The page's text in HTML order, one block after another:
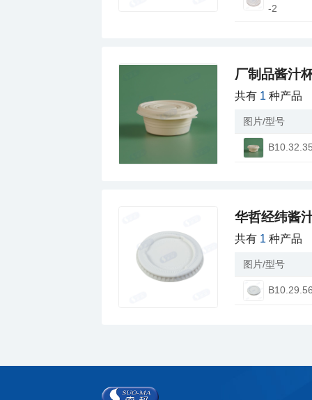
-2
厂制品酱汁
共有 1 种产品
图片/型号
华哲经纬酱
共有 1 种产品
图片/型号